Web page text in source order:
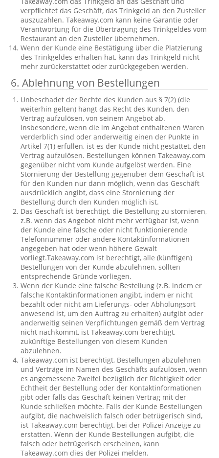
verpflichtet das Geschäft, das Trinkgeld an den Zusteller
auszuzahlen. Takeaway.com kann keine Garantie oder
Verantwortung für die Übertragung des Trinkgeldes vom
Restaurant an den Zusteller übernehmen.
Wenn der Kunde eine Bestätigung über die Platzierung
des Trinkgeldes erhalten hat, kann das Trinkgeld nicht
mehr zurückerstattet oder zurückgegeben werden.
6. Ablehnung von Bestellungen
Unbeschadet der Rechte des Kunden aus § 7(2) (die
weiterhin gelten) hängt das Recht des Kunden, den
Vertrag aufzulösen, von seinem Angebot ab.
Insbesondere, wenn die im Angebot enthaltenen Waren
verderblich sind oder anderweitig einen der Punkte in
Artikel 7(1) erfüllen, ist es der Kunde nicht gestattet, den
Vertrag aufzulösen. Bestellungen können Takeaway.com
gegenüber nicht vom Kunde aufgelöst werden. Eine
Stornierung der Bestellung gegenüber dem Geschäft ist
für den Kunden nur dann möglich, wenn das Geschäft
ausdrücklich angibt, dass eine Stornierung der
Bestellung durch den Kunden möglich ist.
Das Geschäft ist berechtigt, die Bestellung zu stornieren,
z.B. wenn das Angebot nicht mehr verfügbar ist, wenn
der Kunde eine falsche oder nicht funktionierende
Telefonnummer oder andere Kontaktinformationen
angegeben hat oder wenn höhere Gewalt
vorliegt.Takeaway.com ist berechtigt, alle (künftigen)
Bestellungen von der Kunde abzulehnen, sollten
entsprechende Gründe vorliegen.
Wenn der Kunde eine falsche Bestellung (z.B. indem er
falsche Kontaktinformationen angibt, indem er nicht
bezahlt oder nicht am Lieferungs- oder Abholungsort
anwesend ist, um den Auftrag zu erhalten) aufgibt oder
anderweitig seinen Verpflichtungen gemäß dem Vertrag
nicht nachkommt, ist Takeaway.com berechtigt,
zukünftige Bestellungen von diesem Kunden
abzulehnen.
Takeaway.com ist berechtigt, Bestellungen abzulehnen
und Verträge im Namen des Geschäfts aufzulösen, wenn
es angemessene Zweifel bezüglich der Richtigkeit oder
Echtheit der Bestellung oder der Kontaktinformationen
gibt oder falls das Geschäft keinen Vertrag mit der
Kunde schließen möchte. Falls der Kunde Bestellungen
aufgibt, die nachweislich falsch oder betrügerisch sind,
ist Takeaway.com berechtigt, bei der Polizei Anzeige zu
erstatten. Wenn der Kunde Bestellungen aufgibt, die
falsch oder betrügerisch erscheinen, kann
Takeaway.com dies der Polizei melden.